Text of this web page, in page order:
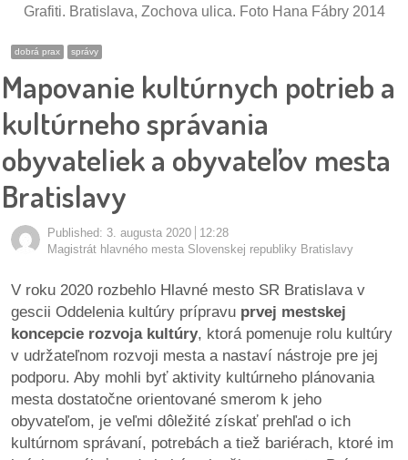
Historický
kalendár
zákony
mestské
stavebné
konania
pripomienkové
konania
Grafiti. Bratislava, Zochova ulica. Foto Hana Fábry 2014
dobrá prax správy
Mapovanie kultúrnych potrieb a
kultúrneho správania
obyvateliek a obyvateľov mesta
Bratislavy
Published: 3. augusta 2020
12:28
Magistrát hlavného mesta Slovenskej republiky Bratislavy
V roku 2020 rozbehlo Hlavné mesto SR Bratislava v
gescii Oddelenia kultúry prípravu prvej mestskej
koncepcie rozvoja kultúry, ktorá pomenuje rolu kultúry
v udržateľnom rozvoji mesta a nastaví nástroje pre jej
podporu. Aby mohli byť aktivity kultúrneho plánovania
mesta dostatočne orientované smerom k jeho
obyvateľom, je veľmi dôležité získať prehľad o ich
kultúrnom správaní, potrebách a tiež bariérach, ktoré im